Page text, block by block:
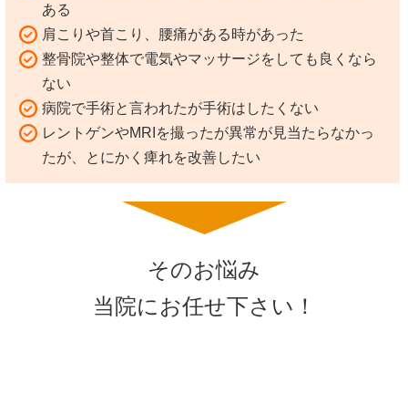
ある
肩こりや首こり、腰痛がある時があった
整骨院や整体で電気やマッサージをしても良くなら
ない
病院で手術と言われたが手術はしたくない
レントゲンやMRIを撮ったが異常が見当たらなかっ
たが、とにかく痺れを改善したい
そのお悩み
当院にお任せ下さい！